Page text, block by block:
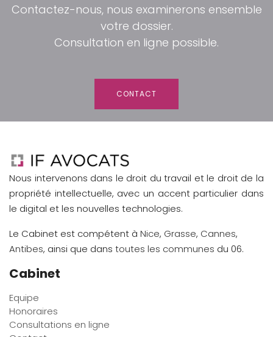
Contactez-nous, nous examinerons ensemble
votre dossier.
Consultation en ligne possible.
CONTACT
Nous intervenons dans le droit du travail et le droit de la
propriété intellectuelle, avec un accent particulier dans
le digital et les nouvelles technologies.
Le Cabinet est compétent à Nice, Grasse, Cannes,
Antibes, ainsi que dans toutes les communes du 06.
Cabinet
Equipe
Honoraires
Consultations en ligne